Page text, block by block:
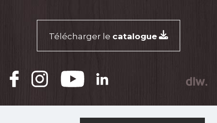
Télécharger le catalogue